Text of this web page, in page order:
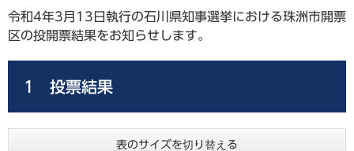
令和4年3月13日執行の石川県知事選挙における珠洲市開票
区の投開票結果をお知らせします。
1 投票結果
表のサイズを切り替える